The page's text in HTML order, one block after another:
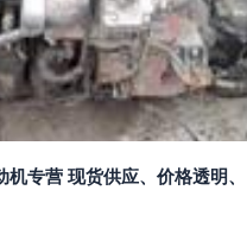
专营 现货供应、价格透明、